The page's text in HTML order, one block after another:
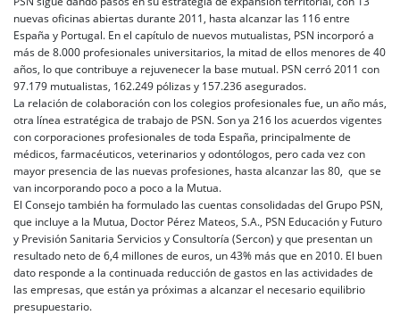
nuevas oficinas abiertas durante 2011, hasta alcanzar las 116 entre
España y Portugal. En el capítulo de nuevos mutualistas, PSN incorporó a
más de 8.000 profesionales universitarios, la mitad de ellos menores de 40
años, lo que contribuye a rejuvenecer la base mutual. PSN cerró 2011 con
97.179 mutualistas, 162.249 pólizas y 157.236 asegurados.
La relación de colaboración con los colegios profesionales fue, un año más,
otra línea estratégica de trabajo de PSN. Son ya 216 los acuerdos vigentes
con corporaciones profesionales de toda España, principalmente de
médicos, farmacéuticos, veterinarios y odontólogos, pero cada vez con
mayor presencia de las nuevas profesiones, hasta alcanzar las 80, que se
van incorporando poco a poco a la Mutua.
El Consejo también ha formulado las cuentas consolidadas del Grupo PSN,
que incluye a la Mutua, Doctor Pérez Mateos, S.A., PSN Educación y Futuro
y Previsión Sanitaria Servicios y Consultoría (Sercon) y que presentan un
resultado neto de 6,4 millones de euros, un 43% más que en 2010. El buen
dato responde a la continuada reducción de gastos en las actividades de
las empresas, que están ya próximas a alcanzar el necesario equilibrio
presupuestario.